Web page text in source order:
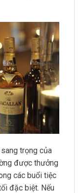
trọng của
được thưởng
các buổi tiệc
đặc biệt. Nếu